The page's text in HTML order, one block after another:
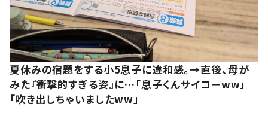
夏休みの宿題をする小5息子に違和感。→直後、母が
みた『衝撃的すぎる姿』に…「息子くんサイコーww」
「吹き出しちゃいましたww」